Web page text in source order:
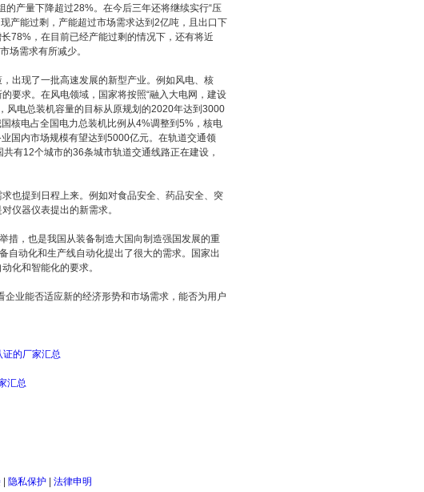
产量下降超过28%。在今后三年还将继续实行“压
产能过剩，产能超过市场需求达到2亿吨，且出口下
78%，在目前已经产能过剩的情况下，还有将近
场需求有所减少。
现了一批高速发展的新型产业。例如风电、核
要求。在风电领域，国家将按照“融入大电网，建设
风电总装机容量的目标从原规划的2020年达到3000
核电占全国电力总装机比例从4%调整到5%，核电
国内市场规模有望达到5000亿元。在轨道交通领
有12个城市的36条城市轨道交通线路正在建设，
提到日程上来。例如对食品安全、药品安全、突
仪器仪表提出的新需求。
，也是我国从装备制造大国向制造强国发展的重
自动化和生产线自动化提出了很大的需求。国家出
化和智能化的要求。
业能否适应新的经济形势和市场需求，能否为用户
的厂家汇总
汇总
| 隐私保护| 法律申明